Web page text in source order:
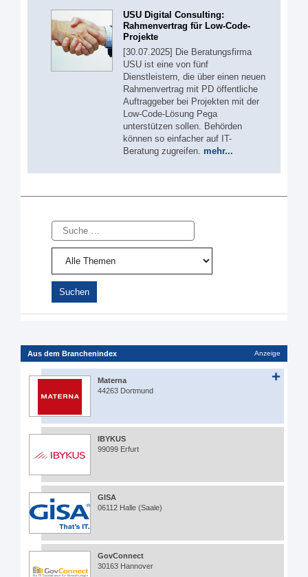
USU Digital Consulting:
Rahmenvertrag für Low-Code-
Projekte
[30.07.2025] Die Beratungsfirma
USU ist eine von fünf
Dienstleistern, die über einen neuen
Rahmenvertrag mit PD öffentliche
Auftraggeber bei Projekten mit der
Low-Code-Lösung Pega
unterstützen sollen. Behörden
können so einfacher auf IT-
Beratung zugreifen. mehr...
Suche
Aus dem Branchenindex Anzeige
Materna
44263 Dortmund
IBYKUS
99099 Erfurt
GISA
06112 Halle (Saale)
GovConnect
30163 Hannover